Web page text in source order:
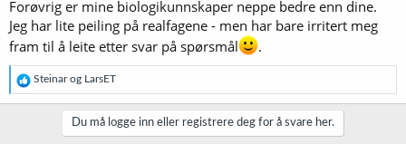
Forøvrig er mine biologikunnskaper neppe bedre enn dine.
Jeg har lite peiling på realfagene - men har bare irritert meg
fram til å leite etter svar på spørsmål
.
R
e
a
Steinarog LarsET
Du må logge inn eller registrere deg for å svare her.